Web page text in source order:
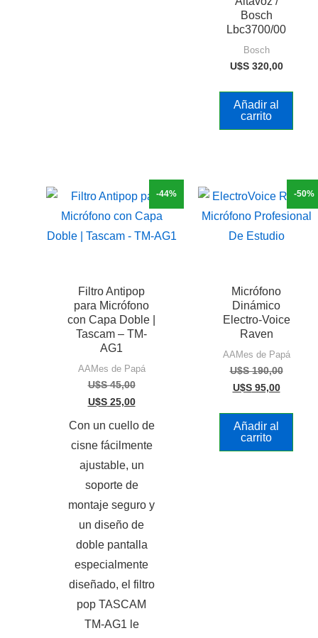
Bosch
Lbc3700/00
Bosch
U$S320,00
Añadir al
carrito
-44%
Filtro Antipop
para Micrófono
con Capa Doble |
Tascam – TM-
AG1
AAMes de Papá
U$S45,00
U$S25,00
Con un cuello de
cisne fácilmente
ajustable, un
soporte de
montaje seguro y
un diseño de
doble pantalla
especialmente
diseñado, el filtro
pop TASCAM
TM-AG1 le
-50%
Micrófono
Dinámico
Electro-Voice
Raven
AAMes de Papá
U$S190,00
U$S95,00
Añadir al
carrito